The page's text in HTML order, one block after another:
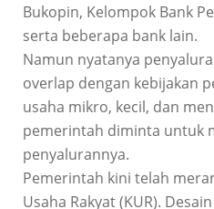
Bukopin, Kelompok Bank
serta beberapa bank lain.
Namun nyatanya
overlap dengan kebijakan
usaha mikro, kecil, dan
pemerintah diminta untuk
penyalurannya.
Pemerintah kini telah
Usaha Rakyat (KUR).